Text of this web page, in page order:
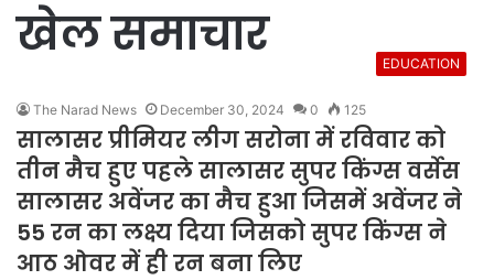
खेल समाचार EDUCATION
The Narad News December 30, 2024 0 125
सालासर प्रीमियर लीग सरोना में रविवार को
तीन मैच हुए पहले सालासर सुपर किंग्स वर्सेस
सालासर अवेंजर का मैच हुआ जिसमें अवेंजर ने
55 रन का लक्ष्य दिया जिसको सुपर किंग्स ने
आठ ओवर में ही रन बना लिए